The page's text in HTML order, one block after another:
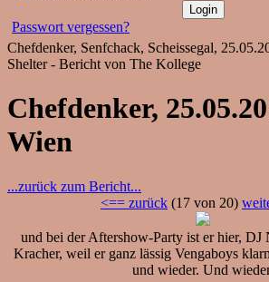
Passwort vergessen?
Chefdenker, Senfchack, Scheissegal,
Shelter - Bericht von The Kollege
Chefdenker,
Wien
...zurück zum Bericht...
<== zurück (17 von 20)
und bei der Aftershow-Party ist er hier, DJ
Kracher, weil er ganz lässig Vengaboys
und wieder. Und